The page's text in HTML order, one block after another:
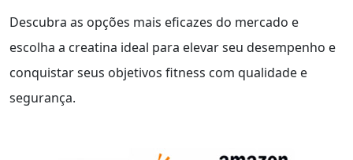
Descubra as opções mais eficazes do mercado e
escolha a creatina ideal para elevar seu desempenho e
conquistar seus objetivos fitness com qualidade e
segurança.